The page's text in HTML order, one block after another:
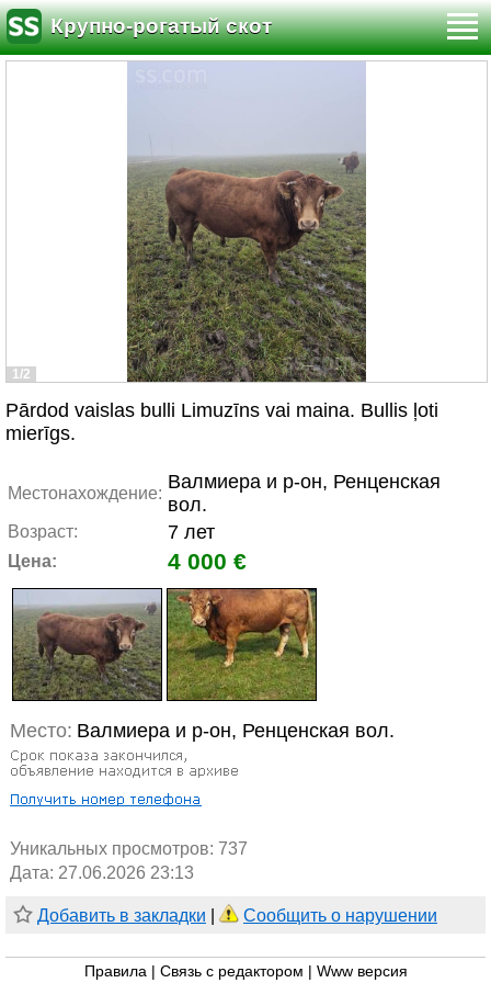
Крупно-рогатый скот
1/2
Pārdod vaislas bulli Limuzīns vai maina. Bullis ļoti
mierīgs.
Местонахождение:
Валмиера и р-он, Ренценская
вол.
Возраст: 7 лет
Цена: 4 000 €
Место: Валмиера и р-он, Ренценская вол.
Уникальных просмотров: 737
Дата: 27.06.2026 23:13
Добавить в закладки Сообщить о нарушении
Правила Связь с редактором Www версия